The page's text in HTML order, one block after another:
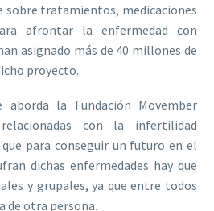
sobre tratamientos, medicaciones
afrontar la enfermedad con
asignado más de 40 millones de
proyecto.
aborda la Fundación Movember
con la infertilidad
para conseguir un futuro en el
dichas enfermedades hay que
y grupales, ya que entre todos
de otra persona.